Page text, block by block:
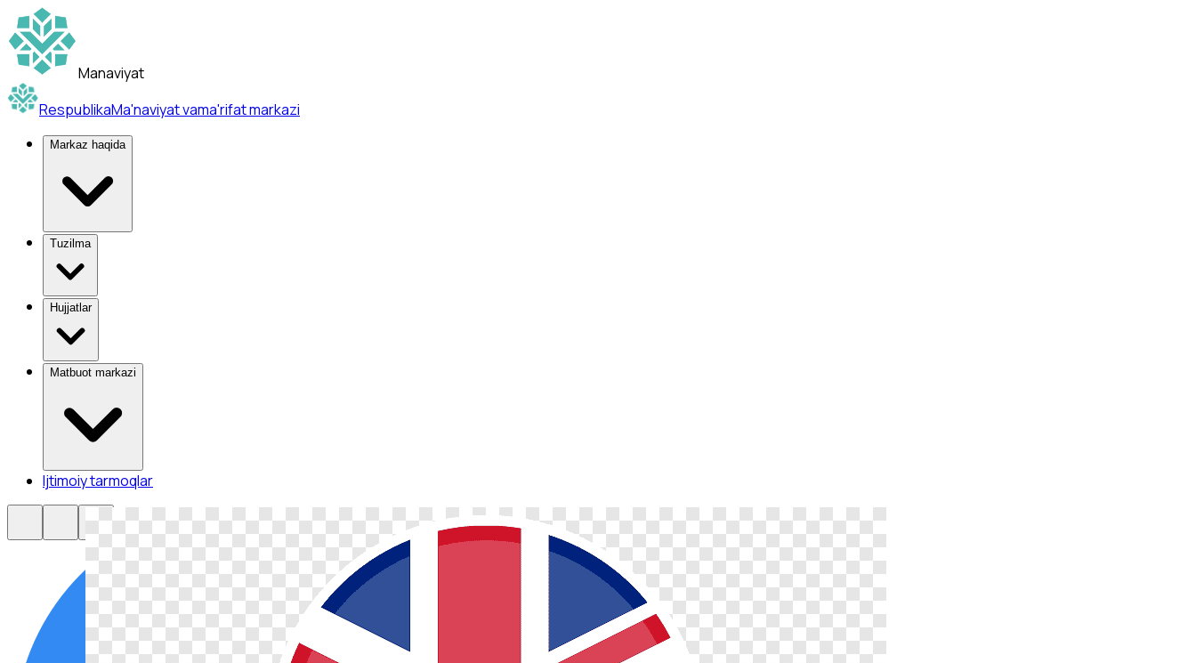
Manaviyat
RespublikaMa'naviyat vama'rifat markazi
Markaz haqida
Tuzilma
Hujjatlar
Matbuot markazi
Ijtimoiy tarmoqlar